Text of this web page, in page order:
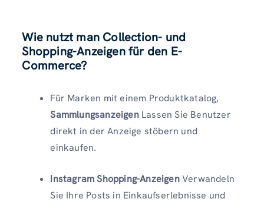
Wie nutzt man Collection- und
Shopping-Anzeigen für den E-
Commerce?
Für Marken mit einem Produktkatalog,
SammlungsanzeigenLassen Sie Benutzer
direkt in der Anzeige stöbern und
einkaufen.
Instagram Shopping-AnzeigenVerwandeln
Sie Ihre Posts in Einkaufserlebnisse und